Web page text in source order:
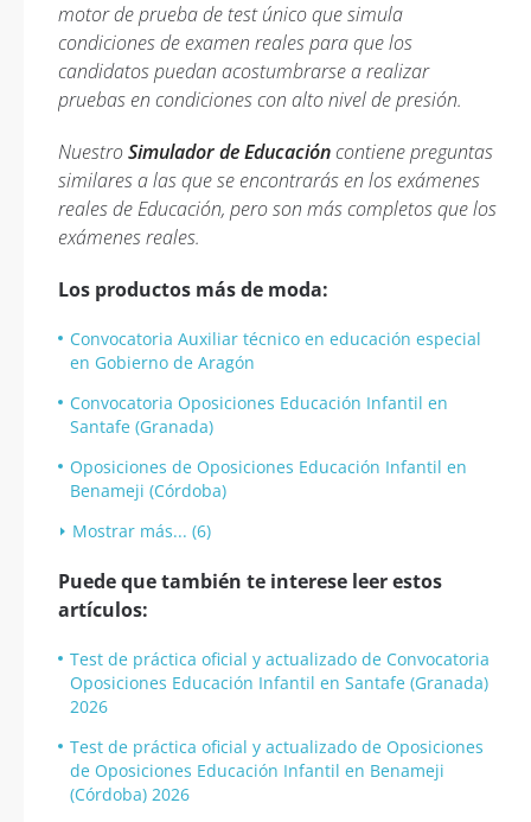
motor de prueba de test único que simula
condiciones de examen reales para que los
candidatos puedan acostumbrarse a realizar
pruebas en condiciones con alto nivel de presión.
NuestroSimulador de Educacióncontiene preguntas
similares a las que se encontrarás en los exámenes
reales de Educación, pero son más completos que los
exámenes reales.
Los productos más de moda:
Convocatoria Auxiliar técnico en educación especial
en Gobierno de Aragón
Convocatoria Oposiciones Educación Infantil en
Santafe (Granada)
Oposiciones de Oposiciones Educación Infantil en
Benameji (Córdoba)
Mostrar más... (6)
Puede que también te interese leer estos
artículos:
Test de práctica oficial y actualizado de Convocatoria
Oposiciones Educación Infantil en Santafe (Granada)
2026
Test de práctica oficial y actualizado de Oposiciones
de Oposiciones Educación Infantil en Benameji
(Córdoba) 2026